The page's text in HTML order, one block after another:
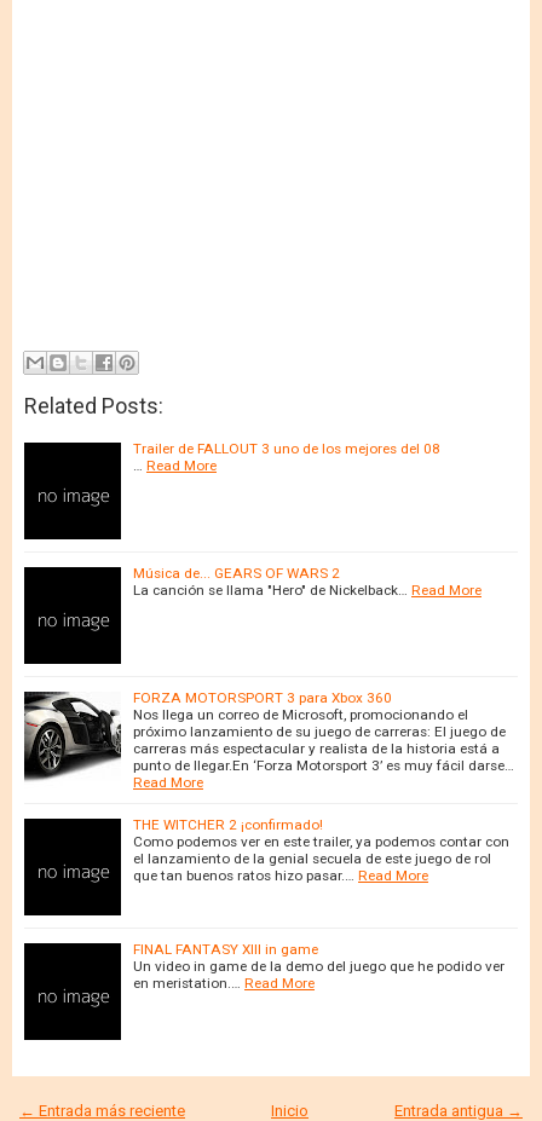
Related Posts:
Trailer de FALLOUT 3 uno de los mejores del 08
… Read More
Música de... GEARS OF WARS 2
La canción se llama "Hero" de Nickelback… Read More
FORZA MOTORSPORT 3 para Xbox 360
Nos llega un correo de Microsoft, promocionando el
próximo lanzamiento de su juego de carreras: El juego de
carreras más espectacular y realista de la historia está a
punto de llegar.En ‘Forza Motorsport 3’ es muy fácil darse…
Read More
THE WITCHER 2 ¡confirmado!
Como podemos ver en este trailer, ya podemos contar con
el lanzamiento de la genial secuela de este juego de rol
que tan buenos ratos hizo pasar.… Read More
FINAL FANTASY XIII in game
Un video in game de la demo del juego que he podido ver
en meristation.… Read More
← Entrada más reciente Entrada antigua →
Inicio